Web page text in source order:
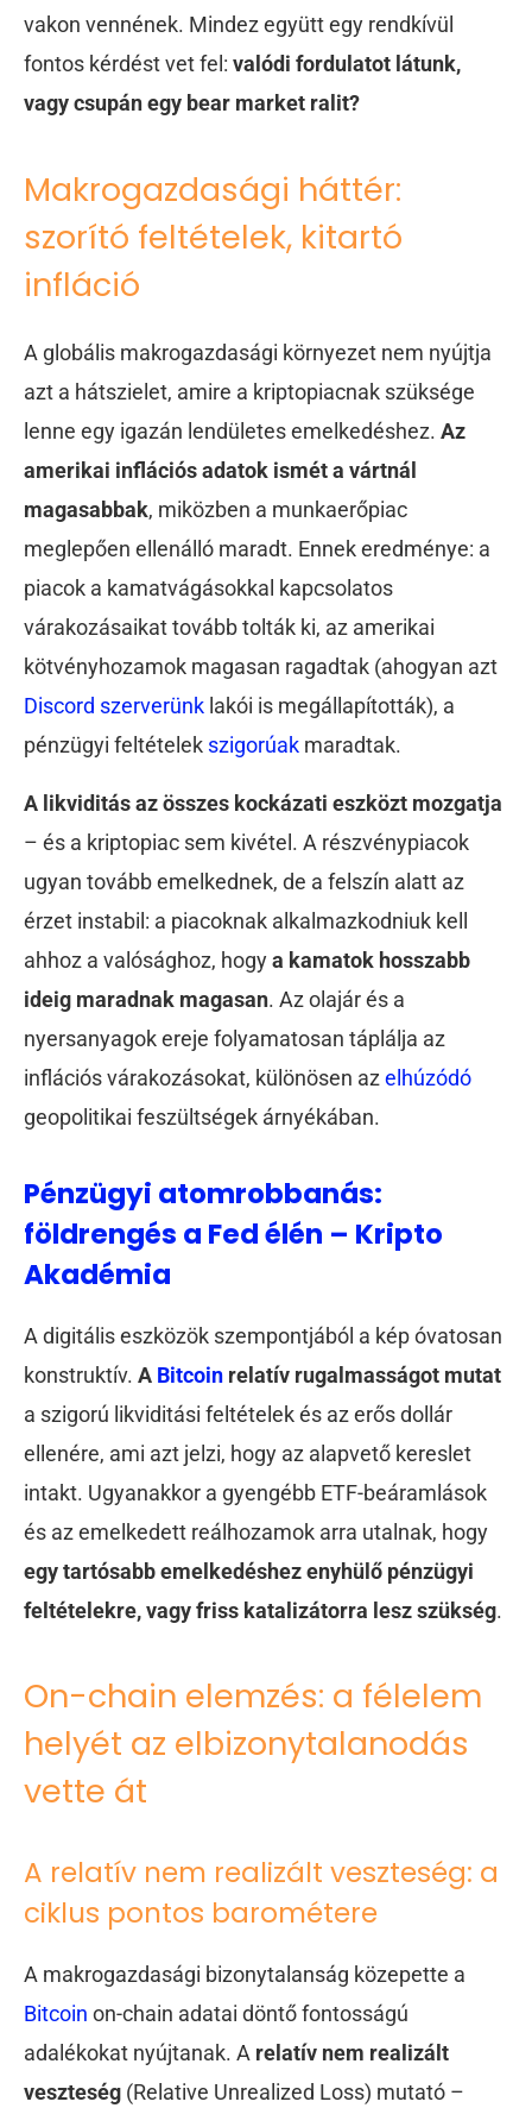
vakon vennének. Mindez együtt egy rendkívül
fontos kérdést vet fel: valódi fordulatot látunk,
vagy csupán egy bear market ralit?
Makrogazdasági háttér:
szorító feltételek, kitartó
infláció
A globális makrogazdasági környezet nem nyújtja
azt a hátszielet, amire a kriptopiacnak szüksége
lenne egy igazán lendületes emelkedéshez. Az
amerikai inflációs adatok ismét a vártnál
magasabbak, miközben a munkaerőpiac
meglepően ellenálló maradt. Ennek eredménye: a
piacok a kamatvágásokkal kapcsolatos
várakozásaikat tovább tolták ki, az amerikai
kötvényhozamok magasan ragadtak (ahogyan azt
Discord szerverünk lakói is megállapították), a
pénzügyi feltételek szigorúak maradtak.
A likviditás az összes kockázati eszközt mozgatja
– és a kriptopiac sem kivétel. A részvénypiacok
ugyan tovább emelkednek, de a felszín alatt az
érzet instabil: a piacoknak alkalmazkodniuk kell
ahhoz a valósághoz, hogya kamatok hosszabb
ideig maradnak magasan. Az olajár és a
nyersanyagok ereje folyamatosan táplálja az
inflációs várakozásokat, különösen az elhúzódó
geopolitikai feszültségek árnyékában.
Pénzügyi atomrobbanás:
földrengés a Fed élén – Kripto
Akadémia
A digitális eszközök szempontjából a kép óvatosan
konstruktív. A Bitcoin relatív rugalmasságot mutat
a szigorú likviditási feltételek és az erős dollár
ellenére, ami azt jelzi, hogy az alapvető kereslet
intakt. Ugyanakkor a gyengébb ETF-beáramlások
és az emelkedett reálhozamok arra utalnak, hogy
egy tartósabb emelkedéshez enyhülő pénzügyi
feltételekre, vagy friss katalizátorra lesz szükség.
On-chain elemzés: a félelem
helyét az elbizonytalanodás
vette át
A relatív nem realizált veszteség: a
ciklus pontos barométere
A makrogazdasági bizonytalanság közepette a
Bitcoin on-chain adatai döntő fontosságú
adalékokat nyújtanak. A relatív nem realizált
veszteség (Relative Unrealized Loss) mutató –